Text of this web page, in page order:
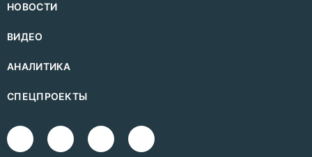
НОВОСТИ
ВИДЕО
АНАЛИТИКА
СПЕЦПРОЕКТЫ